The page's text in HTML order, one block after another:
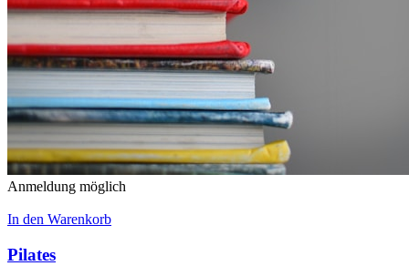
Anmeldung möglich
In den Warenkorb
Pilates